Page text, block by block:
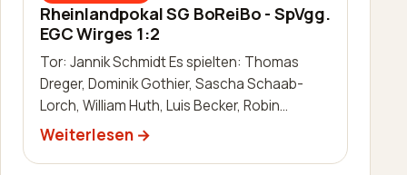
Rheinlandpokal SG BoReiBo - SpVgg.
EGC Wirges 1:2
Tor: Jannik Schmidt Es spielten: Thomas
Dreger, Dominik Gothier, Sascha Schaab-
Lorch, William Huth, Luis Becker, Robin
Zimmermann, Julien Leidinger, Jannik Schm…
Weiterlesen